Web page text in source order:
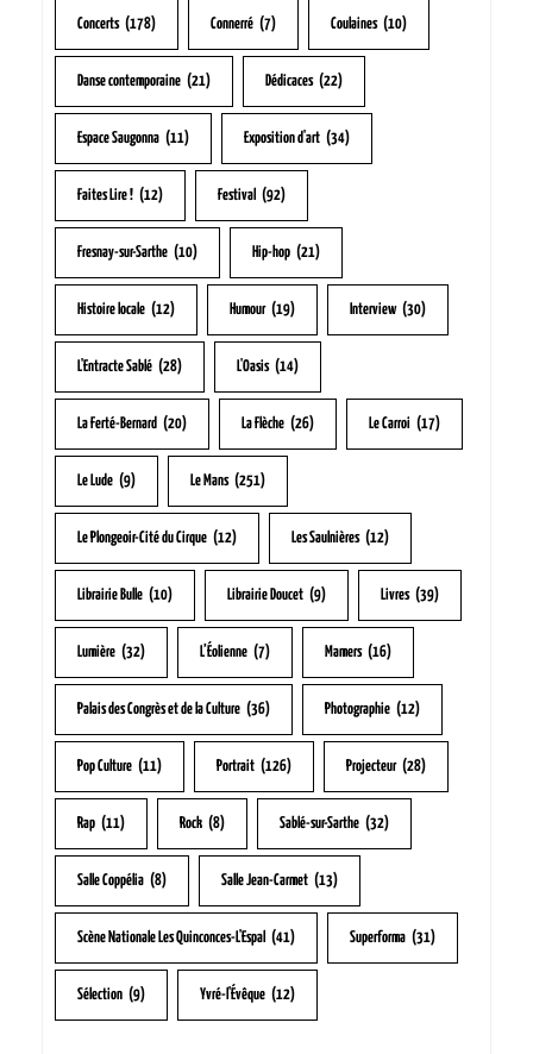
Concerts (178) Connerré (7) Coulaines (10)
Danse contemporaine (21) Dédicaces (22)
Espace Saugonna (11) Exposition d'art (34)
Faites Lire ! (12) Festival (92)
Fresnay-sur-Sarthe (10) Hip-hop (21)
Histoire locale (12) Humour (19) Interview (30)
L'Entracte Sablé (28) L'Oasis (14)
La Ferté-Bernard (20) La Flèche (26) Le Carroi (17)
Le Lude (9) Le Mans (251)
Le Plongeoir-Cité du Cirque (12) Les Saulnières (12)
Librairie Bulle (10) Librairie Doucet (9) Livres (39)
Lumière (32) L’Éolienne (7) Mamers (16)
Palais des Congrès et de la Culture (36) Photographie (12)
Pop Culture (11) Portrait (126) Projecteur (28)
Rap (11) Rock (8) Sablé-sur-Sarthe (32)
Salle Coppélia (8) Salle Jean-Carmet (13)
Scène Nationale Les Quinconces-L'Espal (41) Superforma (31)
Sélection (9) Yvré-l'Évêque (12)